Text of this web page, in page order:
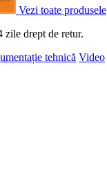
Vezi toate produsele
zile drept de retur.
tehnică Video